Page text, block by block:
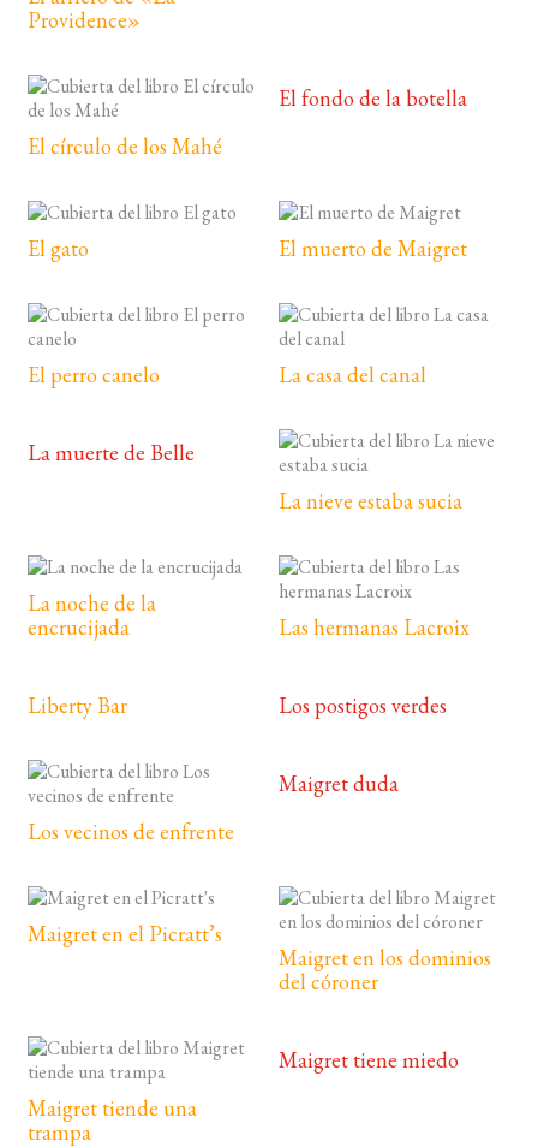
Providence»
El círculo de los Mahé
El fondo de la botella
El gato El muerto de Maigret
El perro canelo La casa del canal
La muerte de Belle
La nieve estaba sucia
La noche de la
encrucijada
Las hermanas Lacroix
Liberty Bar Los postigos verdes
Los vecinos de enfrente
Maigret duda
Maigret en el Picratt’s
Maigret en los dominios
del córoner
Maigret tiende una
trampa
Maigret tiene miedo